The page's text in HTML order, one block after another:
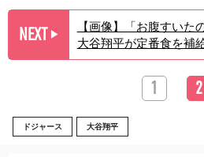
NEXT ▶︎
【画像】「お腹すい
大谷翔平が定番食を補
1 2
ドジャース 大谷翔平